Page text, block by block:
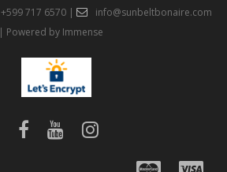
+599 717 6570|
info@sunbeltbonaire.com
| Powered by Immense